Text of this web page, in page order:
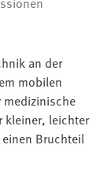
an der
mobilen
medizinische
kleiner, leichter
Bruchteil